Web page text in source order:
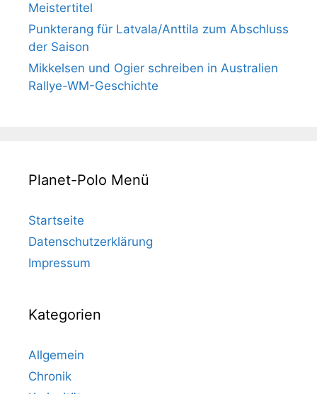
Meistertitel
Punkterang für Latvala/Anttila zum Abschluss
der Saison
Mikkelsen und Ogier schreiben in Australien
Rallye-WM-Geschichte
Planet-Polo Menü
Startseite
Datenschutzerklärung
Impressum
Kategorien
Allgemein
Chronik